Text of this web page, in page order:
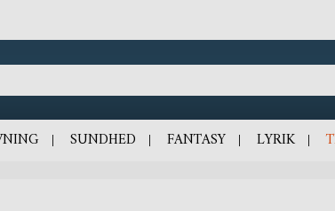
SUNDHED FANTASY LYRIK